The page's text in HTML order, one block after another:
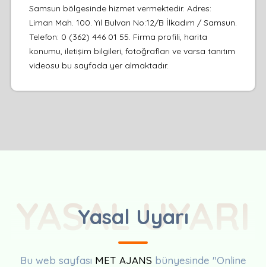
Samsun bölgesinde hizmet vermektedir. Adres:
Liman Mah. 100. Yıl Bulvarı No:12/B İlkadım / Samsun.
Telefon: 0 (362) 446 01 55. Firma profili, harita
konumu, iletişim bilgileri, fotoğrafları ve varsa tanıtım
videosu bu sayfada yer almaktadır.
Yasal Uyarı
YASAL UYARI
Bu web sayfası MET AJANS bünyesinde "Online